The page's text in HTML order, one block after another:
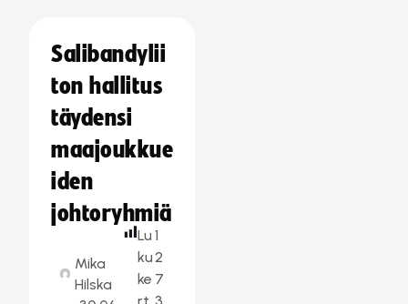
Salibandylii
ton hallitus
täydensi
maajoukkue
iden
johtoryhmiä
Mika
Hilska
Lu
ku
ke
1
2
7